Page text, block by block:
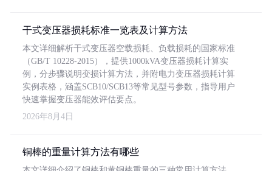
干式变压器损耗标准一览表及计算方法
本文详细解析干式变压器空载损耗、负载损耗的国家标准
（GB/T 10228-2015），提供1000kVA变压器损耗计算实
例，分步骤说明变损计算方法，并附电力变压器损耗计算
实例表格，涵盖SCB10/SCB13等常见型号参数，指导用户
快速掌握变压器能效评估要点。
2026年8月4日
铜棒的重量计算方法有哪些